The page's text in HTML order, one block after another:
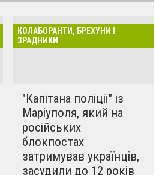
КОЛАБОРАНТИ, БРЕХУНИ І
ЗРАДНИКИ
"Капітана поліції" із
Маріуполя, який на
російських
блокпостах
затримував українців,
засудили до 12 років